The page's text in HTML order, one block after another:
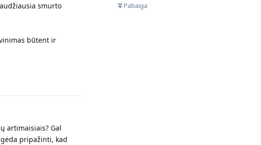
Pabaiga
smurto
būtent ir
artimaisiais? Gal
pripažinti, kad